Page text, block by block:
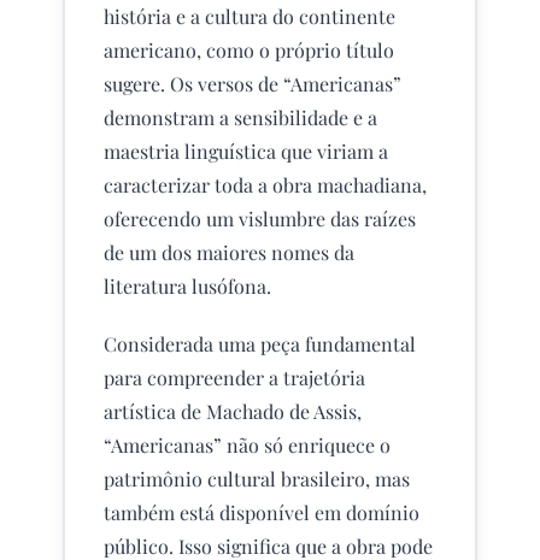
história e a cultura do continente
americano, como o próprio título
sugere. Os versos de “Americanas”
demonstram a sensibilidade e a
maestria linguística que viriam a
caracterizar toda a obra machadiana,
oferecendo um vislumbre das raízes
de um dos maiores nomes da
literatura lusófona.
Considerada uma peça fundamental
para compreender a trajetória
artística de Machado de Assis,
“Americanas” não só enriquece o
patrimônio cultural brasileiro, mas
também está disponível em domínio
público. Isso significa que a obra pode